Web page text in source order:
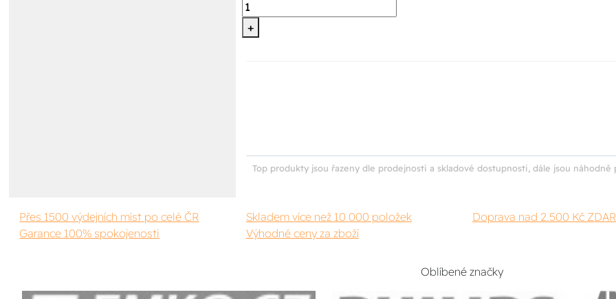
+
Top produkty jsou řazeny dle prodejnosti a skladové dostupnosti, dále jsou
Přes 1500 výdejních míst po celé ČR Skladem více než 10 000 položek Doprava nad 2.500 Kč
Garance 100% spokojenosti
Výhodné ceny za zboží
Oblíbené značky